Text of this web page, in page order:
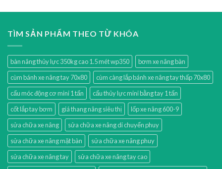
TÌM SẢN PHẨM THEO TỪ KHÓA
bàn nâng thủy lực 350kg cao 1.5 mét wp350
bơm xe nâng bàn
cùm bánh xe nâng tay 70x80
cùm càng lắp bánh xe nâng tay thấp 70x80
cẩu móc động cơ mini 1 tấn
cẩu thủy lực mini bằng tay 1 tấn
cốt lắp tay bơm
giá thang nâng siêu thị
lốp xe nâng 600-9
sửa chữa xe nâng
sửa chữa xe nâng di chuyển phuy
sửa chữa xe nâng mặt bàn
sửa chữa xe nâng phuy
sửa chữa xe nâng tay
sửa chữa xe nâng tay cao